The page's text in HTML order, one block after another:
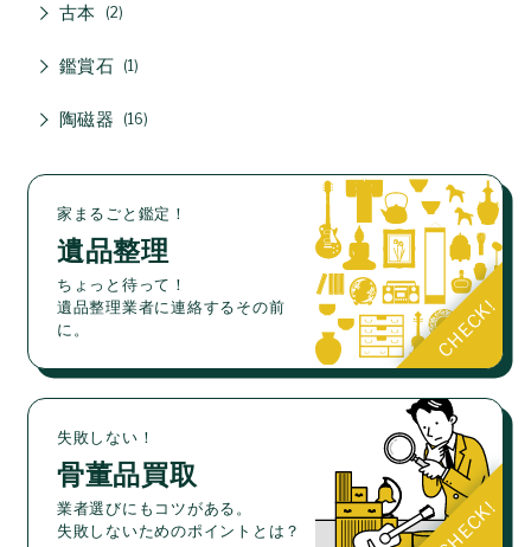
古本 2
鑑賞石 1
陶磁器 16
家まるごと鑑定！
遺品整理
ちょっと待って！
遺品整理業者に連絡するその前
に。
失敗しない！
骨董品買取
業者選びにもコツがある。
失敗しないためのポイントとは？